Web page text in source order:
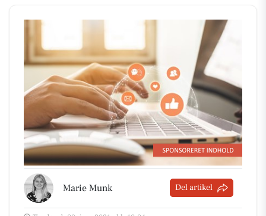
Marie Munk Del artikel